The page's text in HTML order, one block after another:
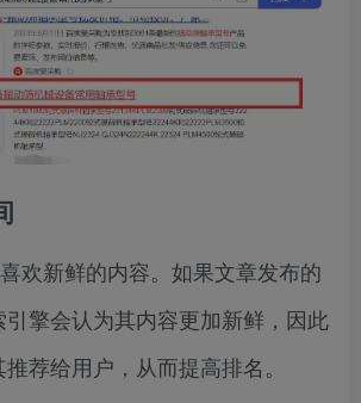
欢新鲜的内容。如果文章发布的
擎会认为其内容更加新鲜，因此
荐给用户，从而提高排名。